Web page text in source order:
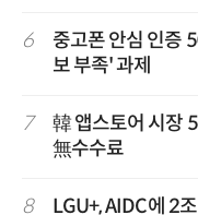
6
중고폰 안심 인증
보 부족' 과제
7
韓 앱스토어 시장
無수수료
8
LGU+, AIDC에 2